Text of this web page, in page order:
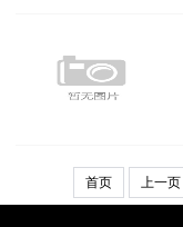
首页 上一页